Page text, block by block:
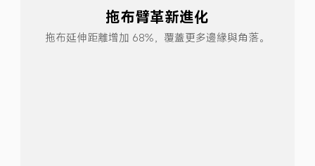
拖布臂革新進化
拖布延伸距離增加 68%，覆蓋更多邊緣與角落。